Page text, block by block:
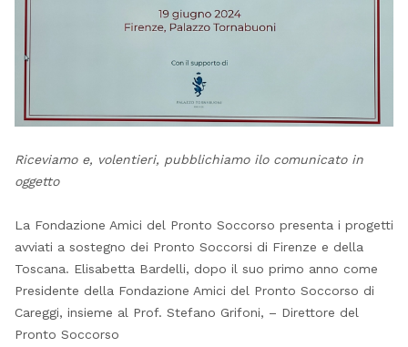
Riceviamo e, volentieri, pubblichiamo ilo comunicato in
oggetto
La Fondazione Amici del Pronto Soccorso presenta i progetti
avviati a sostegno dei Pronto Soccorsi di Firenze e della
Toscana. Elisabetta Bardelli, dopo il suo primo anno come
Presidente della Fondazione Amici del Pronto Soccorso di
Careggi, insieme al Prof. Stefano Grifoni, – Direttore del
Pronto Soccorso